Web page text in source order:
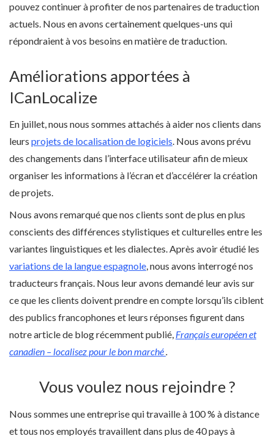
pouvez continuer à profiter de nos partenaires de traduction
actuels. Nous en avons certainement quelques-uns qui
répondraient à vos besoins en matière de traduction.
Améliorations apportées à
ICanLocalize
En juillet, nous nous sommes attachés à aider nos clients dans
leurs projets de localisation de logiciels. Nous avons prévu
des changements dans l’interface utilisateur afin de mieux
organiser les informations à l’écran et d’accélérer la création
de projets.
Nous avons remarqué que nos clients sont de plus en plus
conscients des différences stylistiques et culturelles entre les
variantes linguistiques et les dialectes. Après avoir étudié les
variations de la langue espagnole, nous avons interrogé nos
traducteurs français. Nous leur avons demandé leur avis sur
ce que les clients doivent prendre en compte lorsqu’ils ciblent
des publics francophones et leurs réponses figurent dans
notre article de blog récemment publié, Français européen et
canadien – localisez pour le bon marché.
Vous voulez nous rejoindre ?
Nous sommes une entreprise qui travaille à 100 % à distance
et tous nos employés travaillent dans plus de 40 pays à